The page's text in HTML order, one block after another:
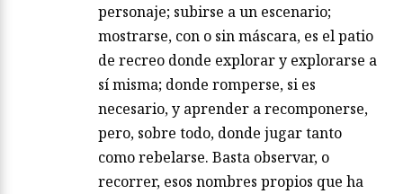
personaje; subirse a un escenario;
mostrarse, con o sin máscara, es el patio
de recreo donde explorar y explorarse a
sí misma; donde romperse, si es
necesario, y aprender a recomponerse,
pero, sobre todo, donde jugar tanto
como rebelarse. Basta observar, o
recorrer, esos nombres propios que ha